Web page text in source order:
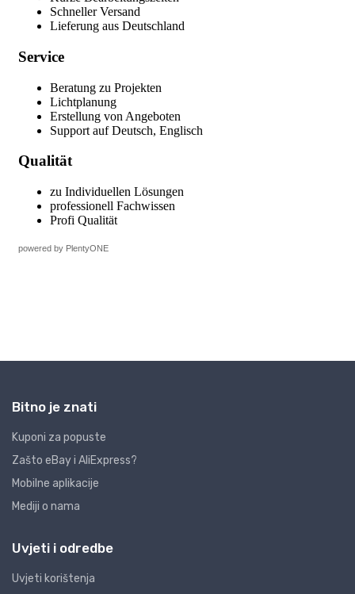
Bitno je znati
Kuponi za popuste
Zašto eBay i AliExpress?
Mobilne aplikacije
Mediji o nama
Uvjeti i odredbe
Uvjeti korištenja